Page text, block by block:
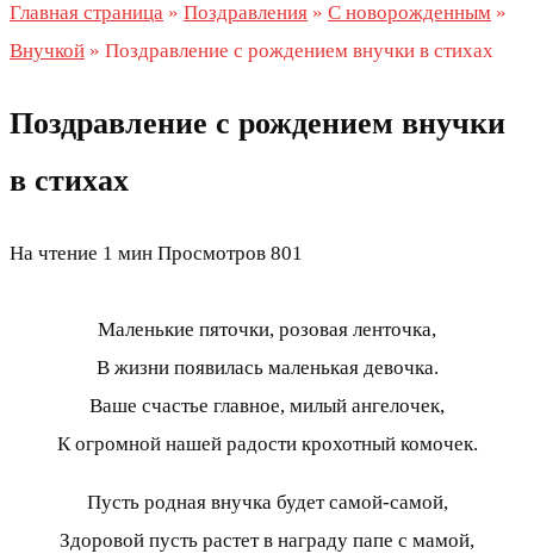
Главная страница » Поздравления » С новорожденным »
Внучкой » Поздравление с рождением внучки в стихах
Поздравление с рождением внучки
в стихах
На чтение 1 мин Просмотров 801
Маленькие пяточки, розовая ленточка,
В жизни появилась маленькая девочка.
Ваше счастье главное, милый ангелочек,
К огромной нашей радости крохотный комочек.
Пусть родная внучка будет самой-самой,
Здоровой пусть растет в награду папе с мамой,